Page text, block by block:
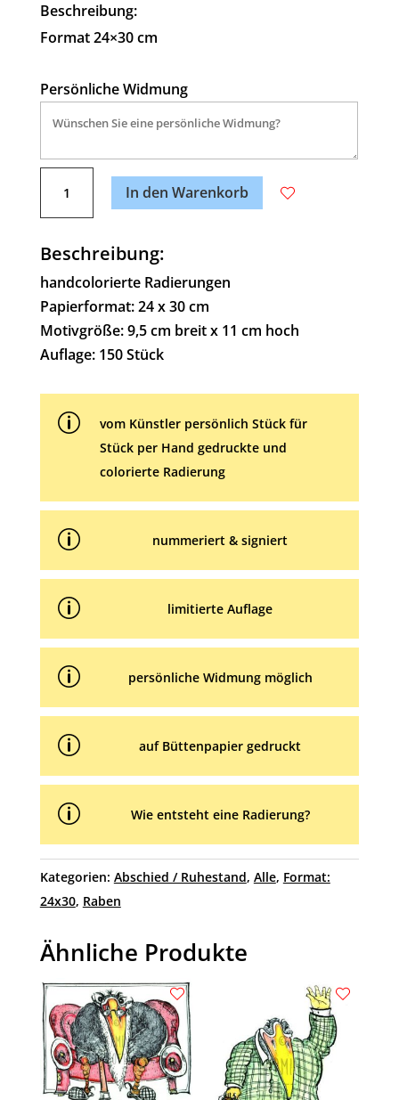
Beschreibung:
Format 24×30 cm
Persönliche Widmung
kommt
ZEIT!
Menge
In den Warenkorb
A
r
n
a
t
i
e
Beschreibung:
handcolorierte Radierungen
Papierformat: 24 x 30 cm
Motivgröße: 9,5 cm breit x 11 cm hoch
Auflage: 150 Stück
p
vom Künstler persönlich Stück für
Stück per Hand gedruckte und
colorierte Radierung
p nummeriert & signiert
p limitierte Auflage
p persönliche Widmung möglich
p auf Büttenpapier gedruckt
p Wie entsteht eine Radierung?
Kategorien: Abschied / Ruhestand, Alle, Format:
24x30, Raben
Ähnliche Produkte